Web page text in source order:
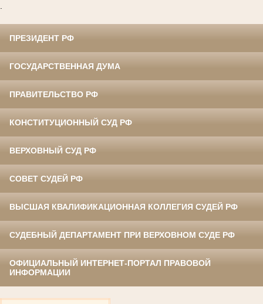
ПРЕЗИДЕНТ РФ
ГОСУДАРСТВЕННАЯ ДУМА
ПРАВИТЕЛЬСТВО РФ
КОНСТИТУЦИОННЫЙ СУД РФ
ВЕРХОВНЫЙ СУД РФ
СОВЕТ СУДЕЙ РФ
ВЫСШАЯ КВАЛИФИКАЦИОННАЯ КОЛЛЕГИЯ СУДЕЙ РФ
СУДЕБНЫЙ ДЕПАРТАМЕНТ ПРИ ВЕРХОВНОМ СУДЕ РФ
ОФИЦИАЛЬНЫЙ ИНТЕРНЕТ-ПОРТАЛ ПРАВОВОЙ
ИНФОРМАЦИИ